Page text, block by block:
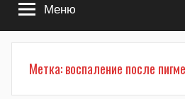
Меню
Метка:воспаление после